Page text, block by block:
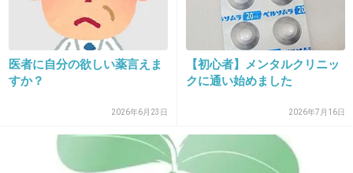
2019/05/31(金) 08:20:51
その薬が効いてなおったのかどうかもよく分か
らんしね、比較しようがないし。
+30
2019/05/31(金) 08:21:19
医者に自分の欲しい薬言えま
すか？
2026年6月23日
【初心者】メンタルクリニッ
クに通い始めました
2026年7月16日